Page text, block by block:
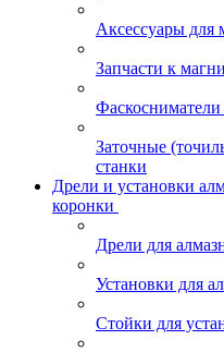
Аксессуары для
Запчасти к
Заточные
станки
Дрели и установки
коронки
Дрели для
Установки для
Стойки для